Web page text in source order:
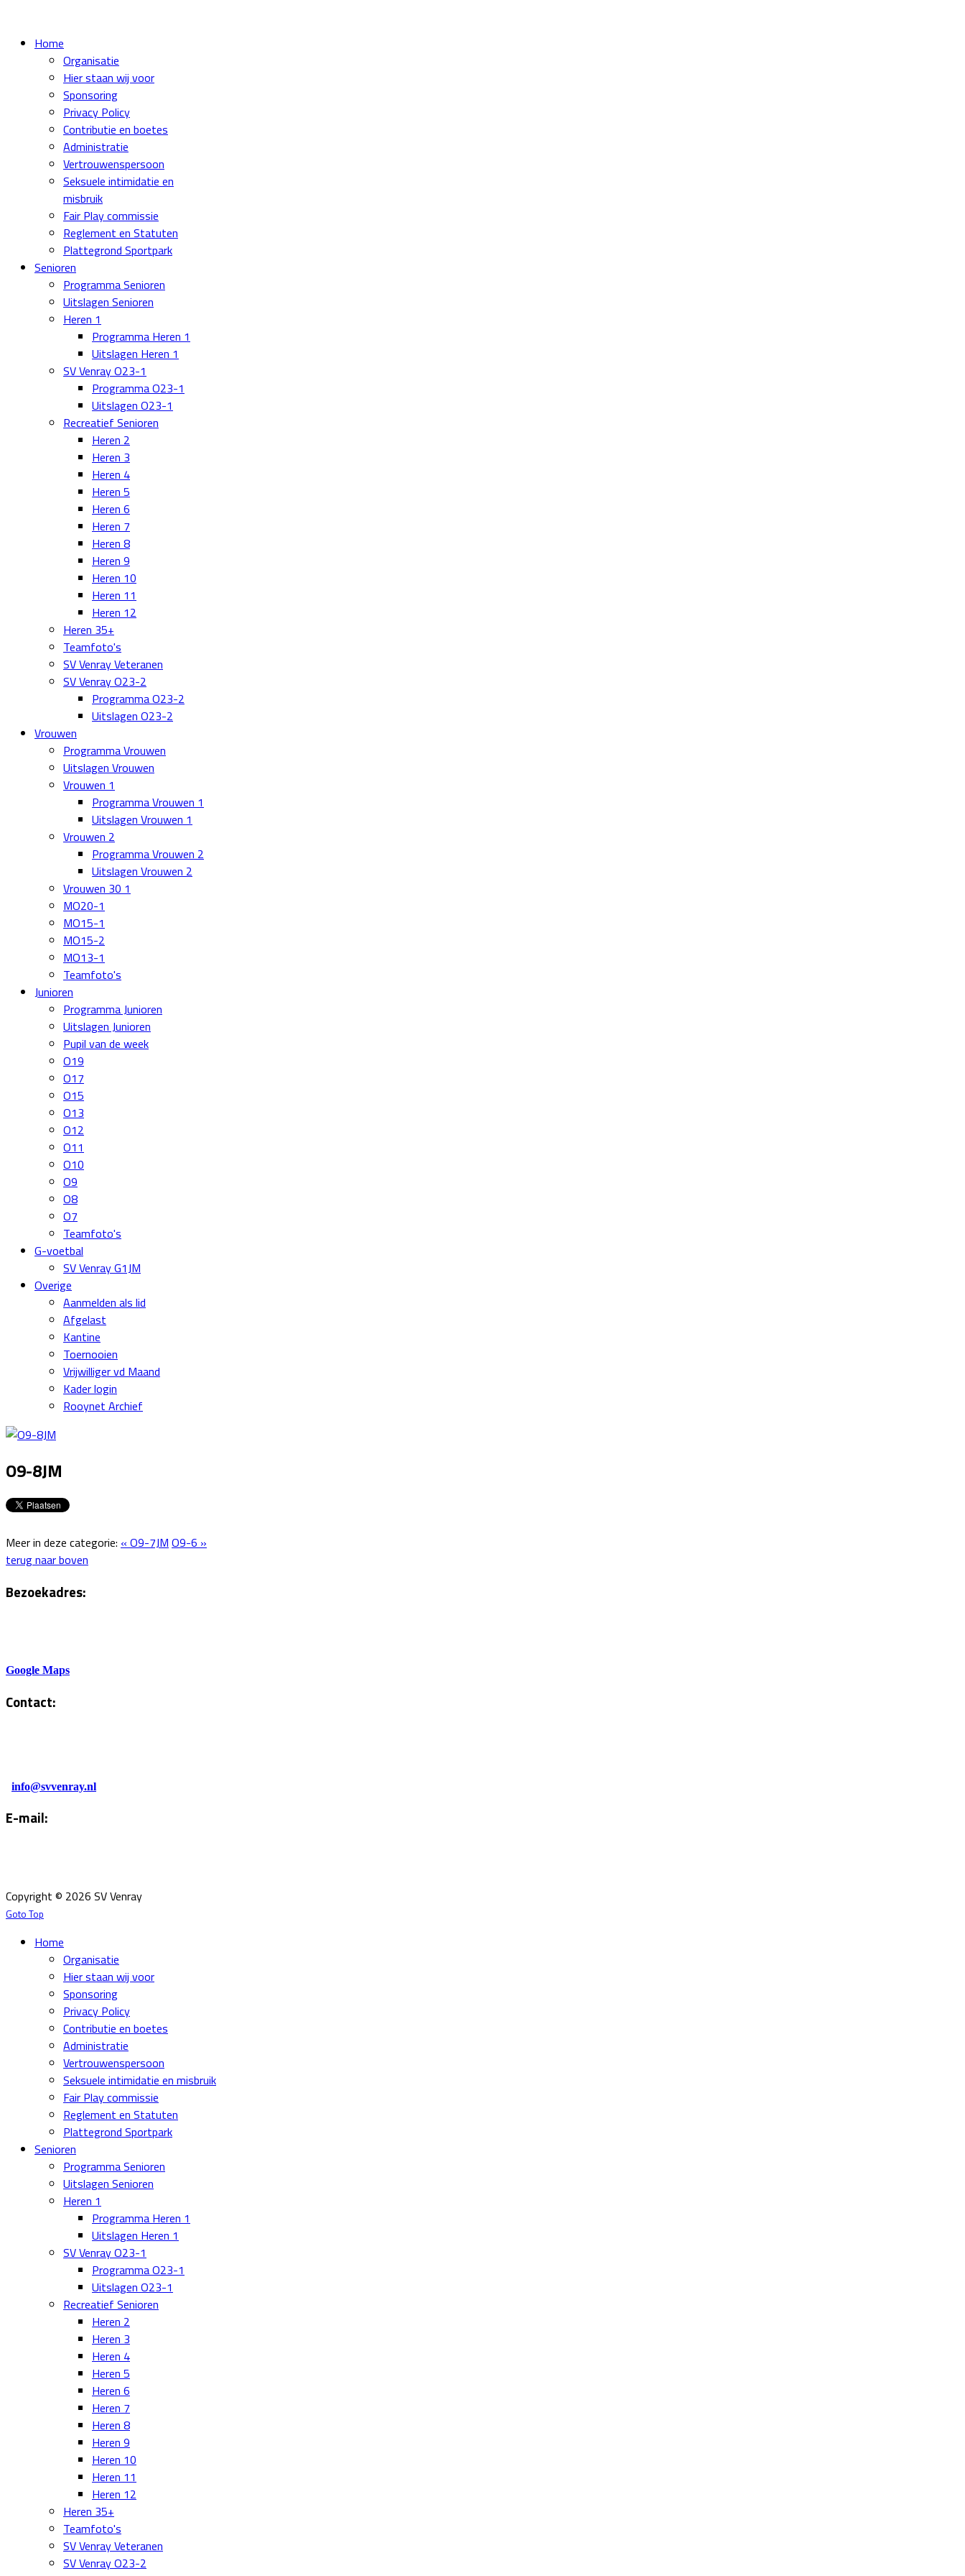
Home
Organisatie
Hier staan wij voor
Sponsoring
Privacy Policy
Contributie en boetes
Administratie
Vertrouwenspersoon
Seksuele intimidatie en
misbruik
Fair Play commissie
Reglement en Statuten
Plattegrond Sportpark
Senioren
Programma Senioren
Uitslagen Senioren
Heren 1
Programma Heren 1
Uitslagen Heren 1
SV Venray O23-1
Programma O23-1
Uitslagen O23-1
Recreatief Senioren
Heren 2
Heren 3
Heren 4
Heren 5
Heren 6
Heren 7
Heren 8
Heren 9
Heren 10
Heren 11
Heren 12
Heren 35+
Teamfoto's
SV Venray Veteranen
SV Venray O23-2
Programma O23-2
Uitslagen O23-2
Vrouwen
Programma Vrouwen
Uitslagen Vrouwen
Vrouwen 1
Programma Vrouwen 1
Uitslagen Vrouwen 1
Vrouwen 2
Programma Vrouwen 2
Uitslagen Vrouwen 2
Vrouwen 30 1
MO20-1
MO15-1
MO15-2
MO13-1
Teamfoto's
Junioren
Programma Junioren
Uitslagen Junioren
Pupil van de week
O19
O17
O15
O13
O12
O11
O10
O9
O8
O7
Teamfoto's
G-voetbal
SV Venray G1JM
Overige
Aanmelden als lid
Afgelast
Kantine
Toernooien
Vrijwilliger vd Maand
Kader login
Rooynet Archief
O9-8JM
Meer in deze categorie: « O9-7JM O9-6 »
terug naar boven
Bezoekadres:
Google Maps
Contact:
info@svvenray.nl
E-mail:
Copyright © 2026 SV Venray
Goto Top
Home
Organisatie
Hier staan wij voor
Sponsoring
Privacy Policy
Contributie en boetes
Administratie
Vertrouwenspersoon
Seksuele intimidatie en misbruik
Fair Play commissie
Reglement en Statuten
Plattegrond Sportpark
Senioren
Programma Senioren
Uitslagen Senioren
Heren 1
Programma Heren 1
Uitslagen Heren 1
SV Venray O23-1
Programma O23-1
Uitslagen O23-1
Recreatief Senioren
Heren 2
Heren 3
Heren 4
Heren 5
Heren 6
Heren 7
Heren 8
Heren 9
Heren 10
Heren 11
Heren 12
Heren 35+
Teamfoto's
SV Venray Veteranen
SV Venray O23-2